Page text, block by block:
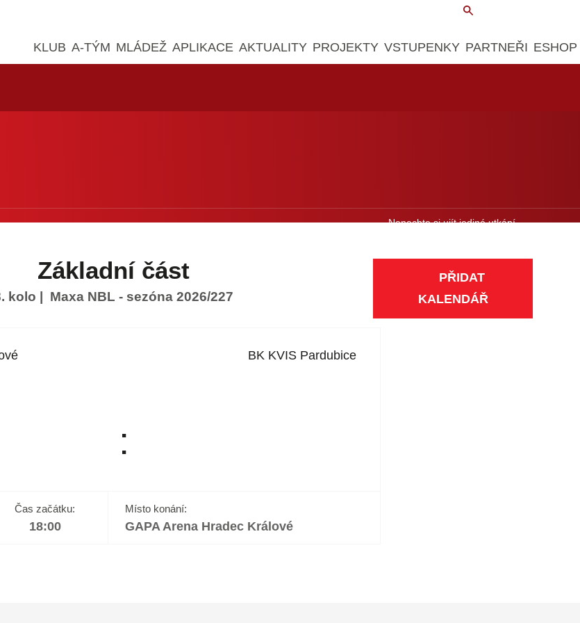
KLUB A-TÝM MLÁDEŽ APLIKACE AKTUALITY PROJEKTY VSTUPENKY PARTNEŘI ESHOP
Nenechte si ujít jediné utkání.
PŘIDAT
KALENDÁŘ
Základní část
kolo | Maxa NBL - sezóna 2026/227
:
BK KVIS Pardubice
Čas začátku:
18:00
Místo konání:
GAPA Arena Hradec Králové